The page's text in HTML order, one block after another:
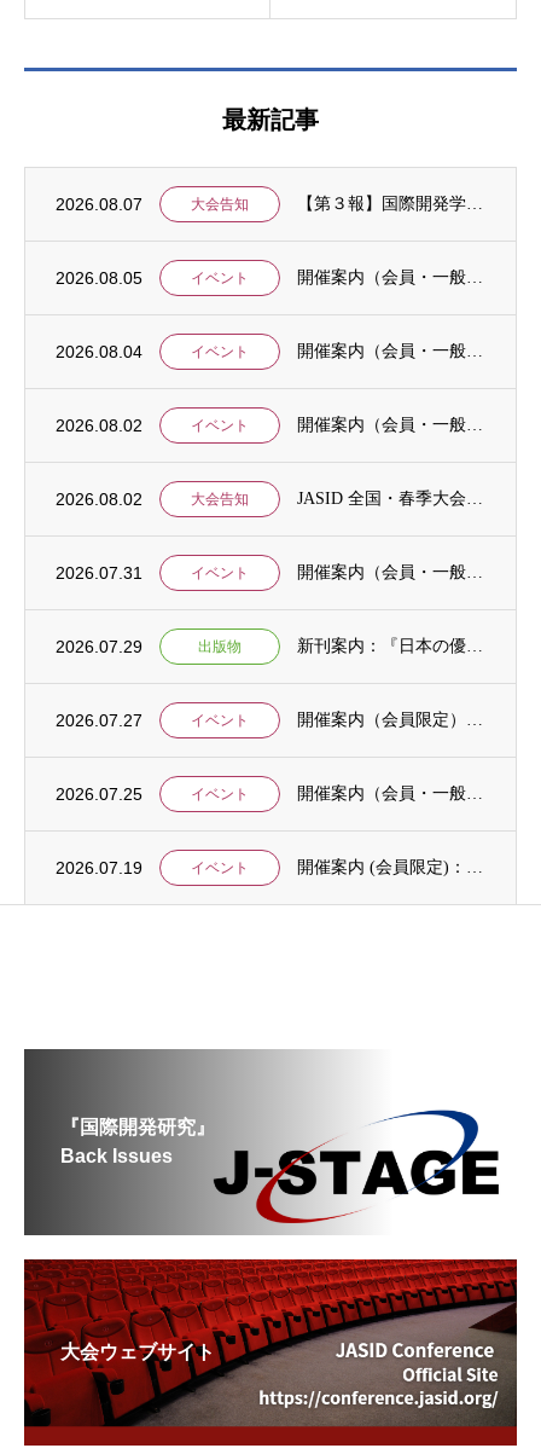
最新記事
2026.08.07 大会告知
2026.08.05 イベント
2026.08.04 イベント
2026.08.02 イベント
2026.08.02 大会告知
2026.07.31 イベント
2026.07.29 出版物
2026.07.27 イベント
2026.07.25 イベント
2026.07.19 イベント
『国際開発研究』
Back Issues
大会ウェブサイト